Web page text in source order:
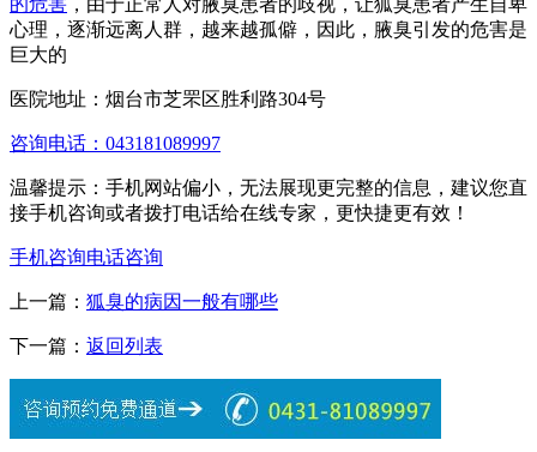
心理，逐渐远离人群，越来越孤僻，因此，腋臭引发的危害是
巨大的
医院地址：烟台市芝罘区胜利路304号
咨询电话：043181089997
温馨提示：手机网站偏小，无法展现更完整的信息，建议您直
接手机咨询或者拨打电话给在线专家，更快捷更有效！
手机咨询电话咨询
上一篇： 狐臭的病因一般有哪些
下一篇： 返回列表